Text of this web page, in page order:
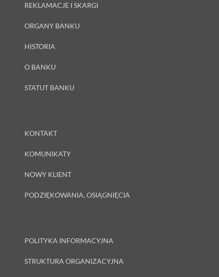
REKLAMACJE I SKARGI
ORGANY BANKU
HISTORIA
O BANKU
STATUT BANKU
KONTAKT
KOMUNIKATY
NOWY KLIENT
PODZIĘKOWANIA, OSIĄGNIĘCIA
POLITYKA INFORMACYJNA
STRUKTURA ORGANIZACYJNA